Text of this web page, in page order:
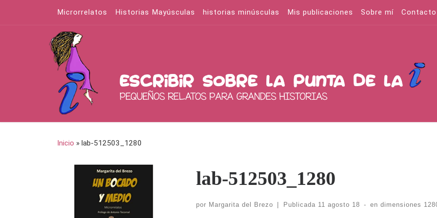
Saltar al contenido
Microrrelatos Historias Mayúsculas historias minúsculas Mis publicaciones Sobre mí Contacto
Inicio » lab-512503_1280
lab-512503_1280
por Margarita del Brezo Publicada 11 agosto 18 - en dimensiones